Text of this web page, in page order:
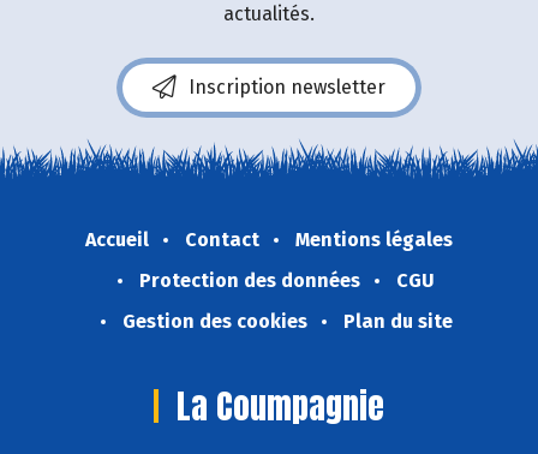
actualités.
Inscription newsletter
Accueil Contact
Mentions légales
Protection des données
CGU
Gestion des cookies
Plan du site
La Coumpagnie